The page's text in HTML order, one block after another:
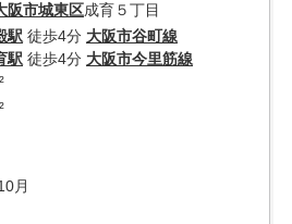
阪市城東区成育５丁目
駅 徒歩4分 大阪市谷町線
駅 徒歩4分 大阪市今里筋線
月